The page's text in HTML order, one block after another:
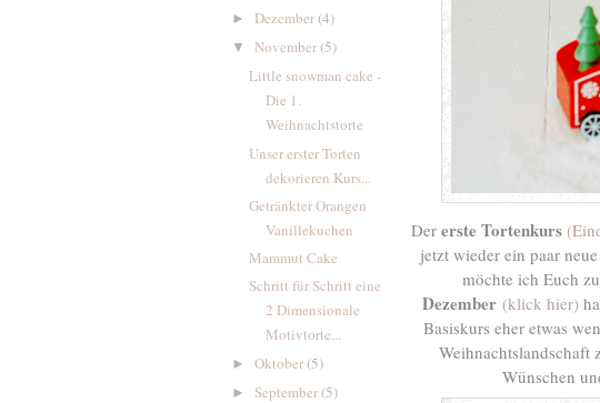
► Dezember(4)
▼ November(5)
Little snowman cake -
Die 1.
Weihnachtstorte
Unser erster Torten
dekorieren Kurs...
Getränkter Orangen
Vanillekuchen
Mammut Cake
Schritt für Schritt eine
2 Dimensionale
Motivtorte...
► Oktober(5)
► September(5)
Der erste Tortenkurs
jetzt wieder ein paar
möchte ich Euch
Dezember (klick hier)
Basiskurs eher etwas
Weihnachtslandschaft
Wünschen